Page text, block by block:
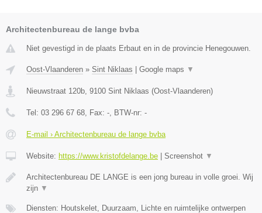
Architectenbureau de lange bvba
Niet gevestigd in de plaats Erbaut en in de provincie Henegouwen.
Oost-Vlaanderen » Sint Niklaas Google maps ▼
Nieuwstraat 120b 9100 Sint Niklaas (Oost-Vlaanderen)
Tel: 03 296 67 68 , Fax: - , BTW-nr: -
E-mail › Architectenbureau de lange bvba
Website: https://www.kristofdelange.be Screenshot ▼
Architectenbureau DE LANGE is een jong bureau in volle groei. Wij
zijn ▼
Diensten: Houtskelet, Duurzaam, Lichte en ruimtelijke ontwerpen